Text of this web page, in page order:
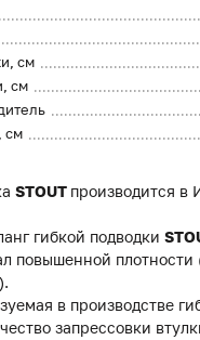
см
см
см
STOUT производится в
гибкой подводки
повышенной
в производстве
запрессовки